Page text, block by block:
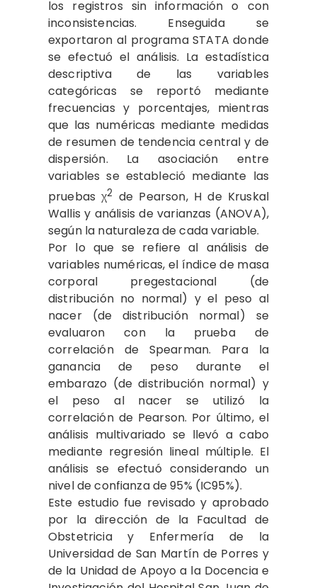
los registros sin información o con
inconsistencias. Enseguida se
exportaron al programa STATA donde
se efectuó el análisis. La estadística
descriptiva de las variables
categóricas se reportó mediante
frecuencias y porcentajes, mientras
que las numéricas mediante medidas
de resumen de tendencia central y de
dispersión. La asociación entre
variables se estableció mediante las
pruebas χ2 de Pearson, H de Kruskal
Wallis y análisis de varianzas (ANOVA),
según la naturaleza de cada variable.
Por lo que se refiere al análisis de
variables numéricas, el índice de masa
corporal pregestacional (de
distribución no normal) y el peso al
nacer (de distribución normal) se
evaluaron con la prueba de
correlación de Spearman. Para la
ganancia de peso durante el
embarazo (de distribución normal) y
el peso al nacer se utilizó la
correlación de Pearson. Por último, el
análisis multivariado se llevó a cabo
mediante regresión lineal múltiple. El
análisis se efectuó considerando un
nivel de confianza de 95% (IC95%).
Este estudio fue revisado y aprobado
por la dirección de la Facultad de
Obstetricia y Enfermería de la
Universidad de San Martín de Porres y
de la Unidad de Apoyo a la Docencia e